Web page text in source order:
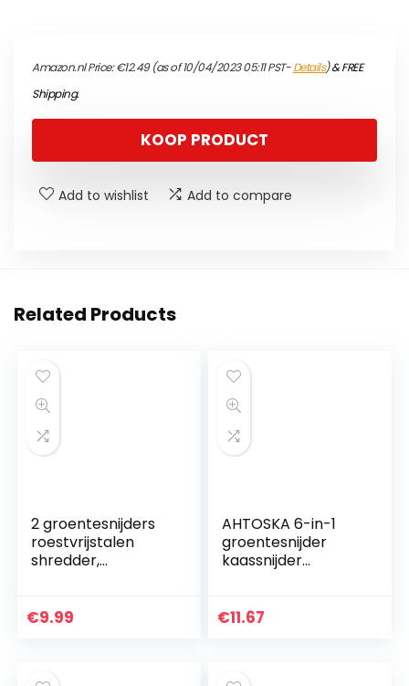
Amazon.nl Price:€12.49(as of 10/04/2023 05:11 PST-Details)&FREE
Shipping.
KOOP PRODUCT
Add to wishlist Add to compare
Related Products
2 groentesnijders
roestvrijstalen
shredder,
aardappelen en
€9.99
AHTOSKA 6-in-1
groentesnijder
kaassnijder
voedsel
€11.67